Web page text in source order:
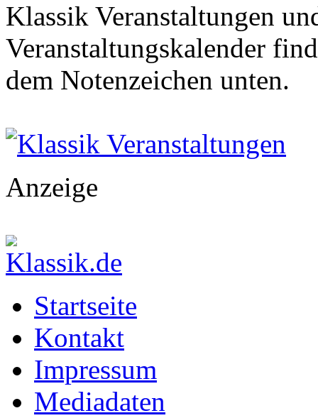
Klassik Veranstaltungen
Veranstaltungskalender
dem Notenzeichen unten.
Klassik Veranstaltungen
Anzeige
Startseite
Kontakt
Impressum
Mediadaten